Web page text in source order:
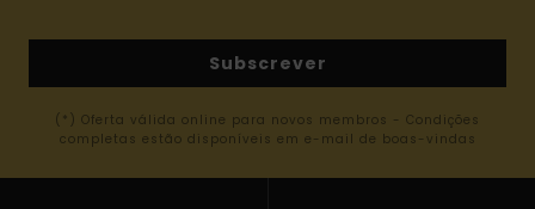
Subscrever
(*) Oferta válida online para novos membros - Condições
completas estão disponíveis em e-mail de boas-vindas